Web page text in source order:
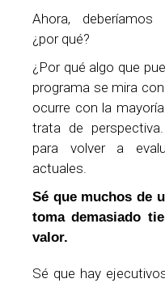
Ahora, deberíamos
¿por qué?
¿Por qué algo que
programa se mira
ocurre con la
trata de
para volver a
actuales.
Sé que muchos de
toma demasiado
valor.
Sé que hay